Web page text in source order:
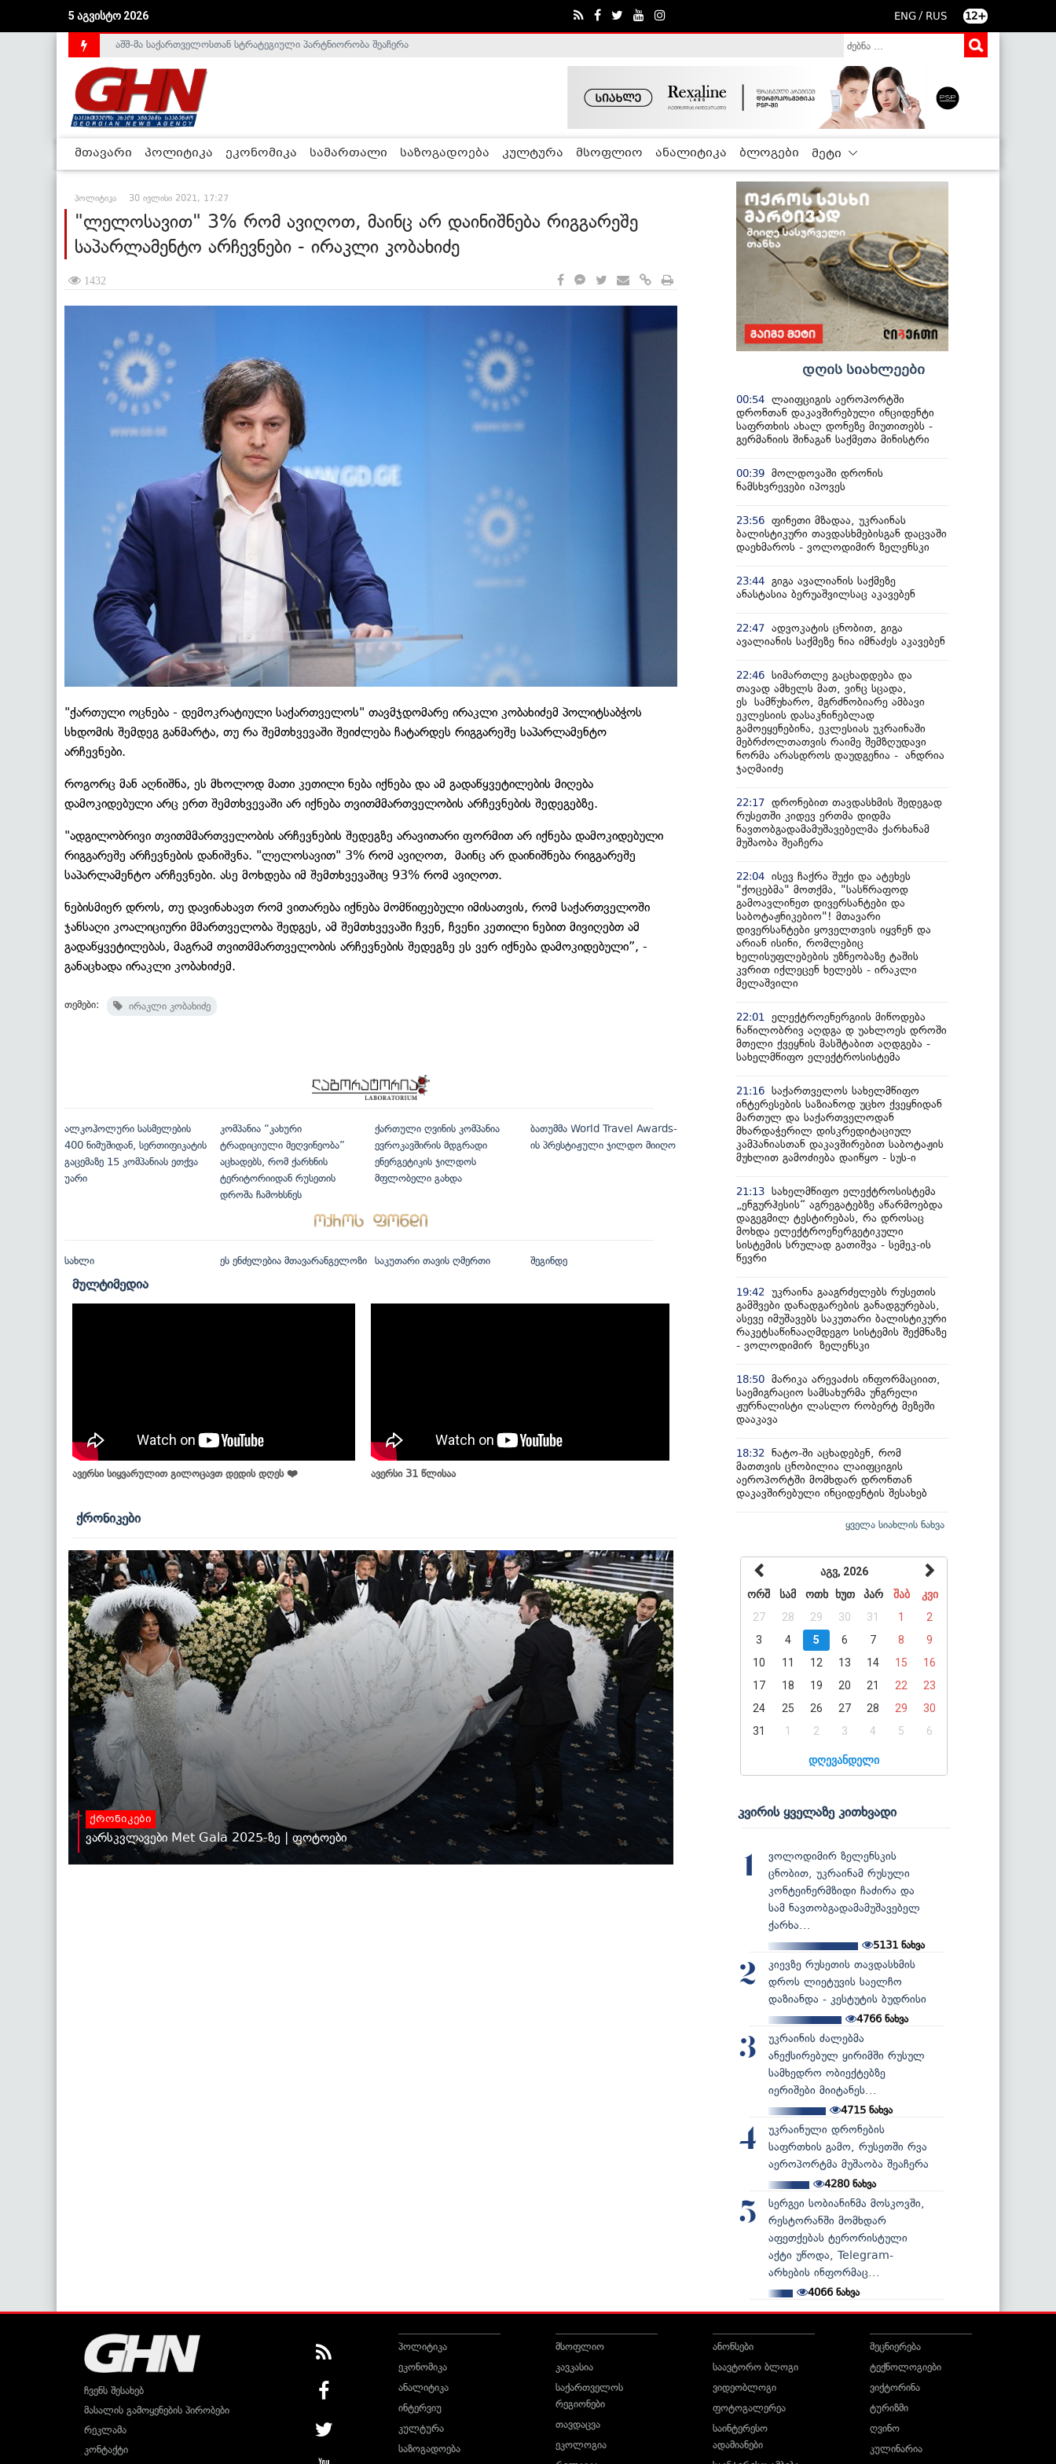
5 აგვისტო 2026 ENG / RUS 12+
საქართველოს დე-ფაქტო მთავრობა არალეგიტიმურია - ჰელსინკის კომისია
მთავარი პოლიტიკა ეკონომიკა სამართალი საზოგადოება კულტურა მსოფლიო ანალიტიკა ბლოგები მეტი
პოლიტიკა 30 ივლისი 2021, 17:27
"ლელოსავით" 3% რომ ავიღოთ, მაინც არ დაინიშნება რიგგარეშე
საპარლამენტო არჩევნები - ირაკლი კობახიძე
1432
"ქართული ოცნება - დემოკრატიული საქართველოს" თავმჯდომარე ირაკლი კობახიძემ პოლიტსაბჭოს
სხდომის შემდეგ განმარტა, თუ რა შემთხვევაში შეიძლება ჩატარდეს რიგგარეშე საპარლამენტო
არჩევნები.
როგორც მან აღნიშნა, ეს მხოლოდ მათი კეთილი ნება იქნება და ამ გადაწყვეტილების მიღება
დამოკიდებული არც ერთ შემთხვევაში არ იქნება თვითმმართველობის არჩევნების შედეგებზე.
"ადგილობრივი თვითმმართველობის არჩევნების შედეგზე არავითარი ფორმით არ იქნება დამოკიდებული
რიგგარეშე არჩევნების დანიშვნა. "ლელოსავით" 3% რომ ავიღოთ, მაინც არ დაინიშნება რიგგარეშე
საპარლამენტო არჩევნები. ასე მოხდება იმ შემთხვევაშიც 93% რომ ავიღოთ.
ნებისმიერ დროს, თუ დავინახავთ რომ ვითარება იქნება მომწიფებული იმისათვის, რომ საქართველოში
ჯანსაღი კოალიციური მმართველობა შედგეს, ამ შემთხვევაში ჩვენ, ჩვენი კეთილი ნებით მივიღებთ ამ
გადაწყვეტილებას, მაგრამ თვითმმართველობის არჩევნების შედეგზე ეს ვერ იქნება დამოკიდებული”, -
განაცხადა ირაკლი კობახიძემ.
თემები: ირაკლი კობახიძე
ალკოჰოლური სასმელების
400 ნიმუშიდან, სერთიფიკატის
გაცემაზე 15 კომპანიას ეთქვა
უარი
კომპანია “კახური
ტრადიციული მეღვინეობა”
აცხადებს, რომ ქარხნის
ტერიტორიიდან რუსეთის
დროშა ჩამოხსნეს
ქართული ღვინის კომპანია
ევროკავშირის მდგრადი
ენერგეტიკის ჯილდოს
მფლობელი გახდა
ბათუმმა World Travel Awards-
ის პრესტიჟული ჯილდო მიიღო
სახლი ეს ენძელებია მთავარანგელოზი საკუთარი თავის ღმერთი შეგინდე
მულტიმედია
ავერსი სიყვარულით გილოცავთ დედის დღეს ❤️ ავერსი 31 წლისაა
ქრონიკები
ქრონიკები
ვარსკვლავები Met Gala 2025-ზე | ფოტოები
დღის სიახლეები
00:54 ლაიფციგის აეროპორტში
დრონთან დაკავშირებული ინციდენტი
საფრთხის ახალ დონეზე მიუთითებს -
გერმანიის შინაგან საქმეთა მინისტრი
00:39 მოლდოვაში დრონის
ნამსხვრევები იპოვეს
23:56 ფინეთი მზადაა, უკრაინას
ბალისტიკური თავდასხმებისგან დაცვაში
დაეხმაროს - ვოლოდიმირ ზელენსკი
23:44 გიგა ავალიანის საქმეზე
ანასტასია ბერუაშვილსაც აკავებენ
22:47 ადვოკატის ცნობით, გიგა
ავალიანის საქმეზე ნია იმნაძეს აკავებენ
22:46 სიმართლე გაცხადდება და
თავად ამხელს მათ, ვინც სცადა,
ეს სამწუხარო, მგრძნობიარე ამბავი
ეკლესიის დასაკნინებლად
გამოეყენებინა, ეკლესიას უკრაინაში
მებრძოლთათვის რაიმე შემზღუდავი
ნორმა არასდროს დაუდგენია - ანდრია
ჯაღმაიძე
22:17 დრონებით თავდასხმის შედეგად
რუსეთში კიდევ ერთმა დიდმა
ნავთობგადამამუშავებელმა ქარხანამ
მუშაობა შეაჩერა
22:04 ისევ ჩაქრა შუქი და ატეხეს
"ქოცებმა" მოთქმა, "სასწრაფოდ
გამოავლინეთ დივერსანტები და
საბოტაჟნიკებიო"! მთავარი
დივერსანტები ყოველთვის იყვნენ და
არიან ისინი, რომლებიც
ხელისუფლებების უზნეობაზე ტაშის
კვრით იქლეცენ ხელებს - ირაკლი
მელაშვილი
22:01
ელექტროენერგიის მიწოდება
ნაწილობრივ აღდგა დ უახლოეს დროში
მთელი ქვეყნის მასშტაბით აღდგება -
სახელმწიფო ელექტროსისტემა
21:16 საქართველოს სახელმწიფო
ინტერესების საზიანოდ უცხო ქვეყნიდან
მართულ და საქართველოდან
მხარდაჭერილ დისკრედიტაციულ
კამპანიასთან დაკავშირებით საბოტაჟის
მუხლით გამოძიება დაიწყო - სუს-ი
21:13 სახელმწიფო ელექტროსისტემა
„ენგურჰესის“ აგრეგატებზე აწარმოებდა
დაგეგმილ ტესტირებას, რა დროსაც
მოხდა ელექტროენერგეტიკული
სისტემის სრულად გათიშვა - სემეკ-ის
წევრი
19:42
უკრაინა გააგრძელებს რუსეთის
გამშვები დანადგარების განადგურებას,
ასევე იმუშავებს საკუთარი ბალისტიკური
რაკეტსაწინააღმდეგო სისტემის შექმნაზე
- ვოლოდიმირ ზელენსკი
18:50 მარიკა არევაძის ინფორმაციით,
საემიგრაციო სამსახურმა უნგრელი
ჟურნალისტი ლასლო რობერტ მეზეში
დააკავა
18:32
ნატო-ში აცხადებენ, რომ
მათთვის ცნობილია ლაიფციგის
აეროპორტში მომხდარ დრონთან
დაკავშირებული ინციდენტის შესახებ
ყველა სიახლის ნახვა
აგვ, 2026
ორშ
სამ ოთხ ხუთ პარ შაბ
კვი
27
28 29 30 31 1
2
3
4 5 6 7 8
9
10
11 12 13 14 15
16
17
18 19 20 21 22
23
24
25 26 27 28 29
30
31
1 2 3 4 5 6
დღევანდელი
კვირის ყველაზე კითხვადი
1
ვოლოდიმირ ზელენსკის
ცნობით, უკრაინამ რუსული
კონტეინერმზიდი ჩაძირა და
სამ ნავთობგადამამუშავებელ
ქარხა...
5131 ნახვა
2
კიევზე რუსეთის თავდასხმის
დროს ლიეტუვის საელჩო
დაზიანდა - კესტუტის ბუდრისი
4766ნახვა
3
უკრაინის ძალებმა
ანექსირებულ ყირიმში რუსულ
სამხედრო ობიექტებზე
იერიშები მიიტანეს...
4715ნახვა
4
უკრაინული დრონების
საფრთხის გამო, რუსეთში რვა
აეროპორტმა მუშაობა შეაჩერა
4280ნახვა
5
სერგეი სობიანინმა მოსკოვში,
რესტორანში მომხდარ
აფეთქებას ტერორისტული
აქტი უწოდა, Telegram-
არხების ინფორმაც...
4066ნახვა
ჩვენს შესახებ
მასალის გამოყენების პირობები
რეკლამა
კონტაქტი
პოლიტიკა
ეკონომიკა
ანალიტიკა
ინტერვიუ
კულტურა
საზოგადოება
მსოფლიო
კავკასია
საქართველოს
რეგიონები
თავდაცვა
ეკოლოგია
ანონსები
საავტორო ბლოგი
ვიდეობლოგი
ფოტოგალერეა
საინტერესო
ადამიანები
მეცნიერება
ტექნოლოგიები
ვიქტორინა
ტურიზმი
ღვინო
კულინარია